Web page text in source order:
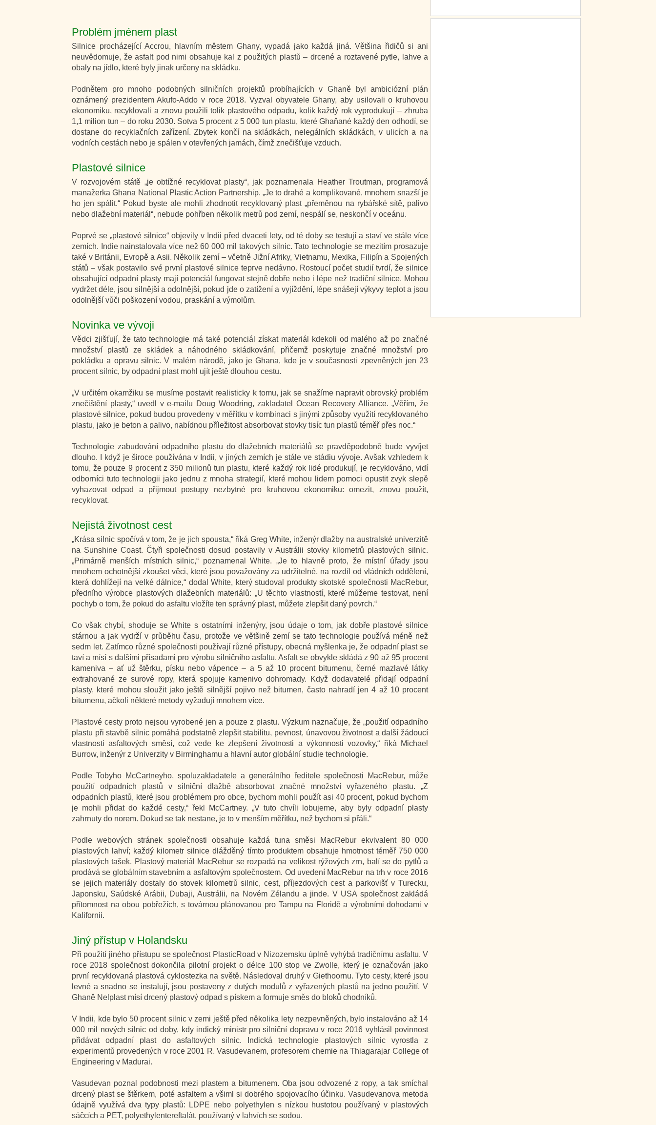
Problém jménem plast
Silnice procházející Accrou, hlavním městem Ghany, vypadá jako každá jiná. Většina řidičů si ani
neuvědomuje, že asfalt pod nimi obsahuje kal z použitých plastů – drcené a roztavené pytle, lahve a
obaly na jídlo, které byly jinak určeny na skládku.
Podnětem pro mnoho podobných silničních projektů probíhajících v Ghaně byl ambiciózní plán
oznámený prezidentem Akufo-Addo v roce 2018. Vyzval obyvatele Ghany, aby usilovali o kruhovou
ekonomiku, recyklovali a znovu použili tolik plastového odpadu, kolik každý rok vyprodukují – zhruba
1,1 milion tun – do roku 2030. Sotva 5 procent z 5 000 tun plastu, které Ghaňané každý den odhodí, se
dostane do recyklačních zařízení. Zbytek končí na skládkách, nelegálních skládkách, v ulicích a na
vodních cestách nebo je spálen v otevřených jamách, čímž znečišťuje vzduch.
Plastové silnice
V rozvojovém státě „je obtížné recyklovat plasty“, jak poznamenala Heather Troutman, programová
manažerka Ghana National Plastic Action Partnership. „Je to drahé a komplikované, mnohem snazší je
ho jen spálit.“ Pokud byste ale mohli zhodnotit recyklovaný plast „přeměnou na rybářské sítě, palivo
nebo dlažební materiál“, nebude pohřben několik metrů pod zemí, nespálí se, neskončí v oceánu.
Poprvé se „plastové silnice“ objevily v Indii před dvaceti lety, od té doby se testují a staví ve stále více
zemích. Indie nainstalovala více než 60 000 mil takových silnic. Tato technologie se mezitím prosazuje
také v Británii, Evropě a Asii. Několik zemí – včetně Jižní Afriky, Vietnamu, Mexika, Filipín a Spojených
států – však postavilo své první plastové silnice teprve nedávno. Rostoucí počet studií tvrdí, že silnice
obsahující odpadní plasty mají potenciál fungovat stejně dobře nebo i lépe než tradiční silnice. Mohou
vydržet déle, jsou silnější a odolnější, pokud jde o zatížení a vyjíždění, lépe snášejí výkyvy teplot a jsou
odolnější vůči poškození vodou, praskání a výmolům.
Novinka ve vývoji
Vědci zjišťují, že tato technologie má také potenciál získat materiál kdekoli od malého až po značné
množství plastů ze skládek a náhodného skládkování, přičemž poskytuje značné množství pro
pokládku a opravu silnic. V malém národě, jako je Ghana, kde je v současnosti zpevněných jen 23
procent silnic, by odpadní plast mohl ujít ještě dlouhou cestu.
„V určitém okamžiku se musíme postavit realisticky k tomu, jak se snažíme napravit obrovský problém
znečištění plasty,“ uvedl v e-mailu Doug Woodring, zakladatel Ocean Recovery Alliance. „Věřím, že
plastové silnice, pokud budou provedeny v měřítku v kombinaci s jinými způsoby využití recyklovaného
plastu, jako je beton a palivo, nabídnou příležitost absorbovat stovky tisíc tun plastů téměř přes noc.“
Technologie zabudování odpadního plastu do dlažebních materiálů se pravděpodobně bude vyvíjet
dlouho. I když je široce používána v Indii, v jiných zemích je stále ve stádiu vývoje. Avšak vzhledem k
tomu, že pouze 9 procent z 350 milionů tun plastu, které každý rok lidé produkují, je recyklováno, vidí
odborníci tuto technologii jako jednu z mnoha strategií, které mohou lidem pomoci opustit zvyk slepě
vyhazovat odpad a přijmout postupy nezbytné pro kruhovou ekonomiku: omezit, znovu použít,
recyklovat.
Nejistá životnost cest
„Krása silnic spočívá v tom, že je jich spousta,“ říká Greg White, inženýr dlažby na australské univerzitě
na Sunshine Coast. Čtyři společnosti dosud postavily v Austrálii stovky kilometrů plastových silnic.
„Primárně menších místních silnic,“ poznamenal White. „Je to hlavně proto, že místní úřady jsou
mnohem ochotnější zkoušet věci, které jsou považovány za udržitelné, na rozdíl od vládních oddělení,
která dohlížejí na velké dálnice,“ dodal White, který studoval produkty skotské společnosti MacRebur,
předního výrobce plastových dlažebních materiálů: „U těchto vlastností, které můžeme testovat, není
pochyb o tom, že pokud do asfaltu vložíte ten správný plast, můžete zlepšit daný povrch.“
Co však chybí, shoduje se White s ostatními inženýry, jsou údaje o tom, jak dobře plastové silnice
stárnou a jak vydrží v průběhu času, protože ve většině zemí se tato technologie používá méně než
sedm let. Zatímco různé společnosti používají různé přístupy, obecná myšlenka je, že odpadní plast se
taví a mísí s dalšími přísadami pro výrobu silničního asfaltu. Asfalt se obvykle skládá z 90 až 95 procent
kameniva – ať už štěrku, písku nebo vápence – a 5 až 10 procent bitumenu, černé mazlavé látky
extrahované ze surové ropy, která spojuje kamenivo dohromady. Když dodavatelé přidají odpadní
plasty, které mohou sloužit jako ještě silnější pojivo než bitumen, často nahradí jen 4 až 10 procent
bitumenu, ačkoli některé metody vyžadují mnohem více.
Plastové cesty proto nejsou vyrobené jen a pouze z plastu. Výzkum naznačuje, že „použití odpadního
plastu při stavbě silnic pomáhá podstatně zlepšit stabilitu, pevnost, únavovou životnost a další žádoucí
vlastnosti asfaltových směsí, což vede ke zlepšení životnosti a výkonnosti vozovky,“ říká Michael
Burrow, inženýr z Univerzity v Birminghamu a hlavní autor globální studie technologie.
Podle Tobyho McCartneyho, spoluzakladatele a generálního ředitele společnosti MacRebur, může
použití odpadních plastů v silniční dlažbě absorbovat značné množství vyřazeného plastu. „Z
odpadních plastů, které jsou problémem pro obce, bychom mohli použít asi 40 procent, pokud bychom
je mohli přidat do každé cesty,“ řekl McCartney. „V tuto chvíli lobujeme, aby byly odpadní plasty
zahrnuty do norem. Dokud se tak nestane, je to v menším měřítku, než bychom si přáli.“
Podle webových stránek společnosti obsahuje každá tuna směsi MacRebur ekvivalent 80 000
plastových lahví; každý kilometr silnice dlážděný tímto produktem obsahuje hmotnost téměř 750 000
plastových tašek. Plastový materiál MacRebur se rozpadá na velikost rýžových zrn, balí se do pytlů a
prodává se globálním stavebním a asfaltovým společnostem. Od uvedení MacRebur na trh v roce 2016
se jejich materiály dostaly do stovek kilometrů silnic, cest, příjezdových cest a parkovišť v Turecku,
Japonsku, Saúdské Arábii, Dubaji, Austrálii, na Novém Zélandu a jinde. V USA společnost zakládá
přítomnost na obou pobřežích, s továrnou plánovanou pro Tampu na Floridě a výrobními dohodami v
Kalifornii.
Jiný přístup v Holandsku
Při použití jiného přístupu se společnost PlasticRoad v Nizozemsku úplně vyhýbá tradičnímu asfaltu. V
roce 2018 společnost dokončila pilotní projekt o délce 100 stop ve Zwolle, který je označován jako
první recyklovaná plastová cyklostezka na světě. Následoval druhý v Giethoornu. Tyto cesty, které jsou
levné a snadno se instalují, jsou postaveny z dutých modulů z vyřazených plastů na jedno použití. V
Ghaně Nelplast mísí drcený plastový odpad s pískem a formuje směs do bloků chodníků.
V Indii, kde bylo 50 procent silnic v zemi ještě před několika lety nezpevněných, bylo instalováno až 14
000 mil nových silnic od doby, kdy indický ministr pro silniční dopravu v roce 2016 vyhlásil povinnost
přidávat odpadní plast do asfaltových silnic. Indická technologie plastových silnic vyrostla z
experimentů provedených v roce 2001 R. Vasudevanem, profesorem chemie na Thiagarajar College of
Engineering v Madurai.
Vasudevan poznal podobnosti mezi plastem a bitumenem. Oba jsou odvozené z ropy, a tak smíchal
drcený plast se štěrkem, poté asfaltem a všiml si dobrého spojovacího účinku. Vasudevanova metoda
údajně využívá dva typy plastů: LDPE nebo polyethylen s nízkou hustotou používaný v plastových
sáčcích a PET, polyethylentereftalát, používaný v lahvích se sodou.